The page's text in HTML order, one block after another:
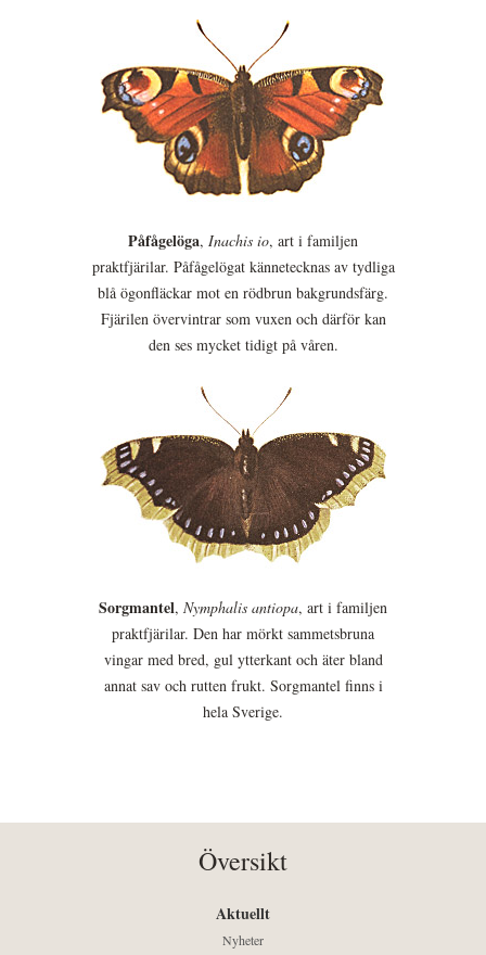
Påfågelöga, Inachis io, art i familjen
praktfjärilar. Påfågelögat kännetecknas av tydliga
blå ögonfläckar mot en rödbrun bakgrundsfärg.
Fjärilen övervintrar som vuxen och därför kan
den ses mycket tidigt på våren.
Sorgmantel, Nymphalis antiopa, art i familjen
praktfjärilar. Den har mörkt sammetsbruna
vingar med bred, gul ytterkant och äter bland
annat sav och rutten frukt. Sorgmantel finns i
hela Sverige.
Översikt
Aktuellt
Nyheter